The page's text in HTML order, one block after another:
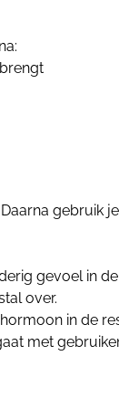
gebruik
gevoel in
over.
in de
met